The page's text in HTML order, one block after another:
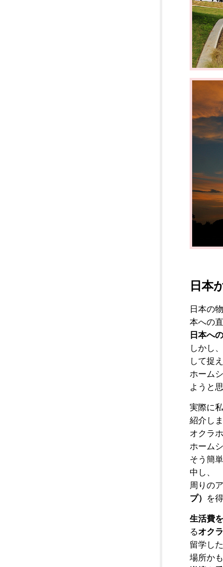
日本
日本の
本への
日本へ
しかし
して捉
ホーム
ようと
実際に
紹介し
オクラ
ホーム
そう簡
中し、
周りの
プ） を
生活費
るオク
留学し
場所か